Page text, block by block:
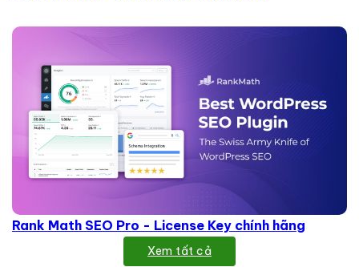
Rank Math SEO Pro - License Key chính hãng
Xem tất cả